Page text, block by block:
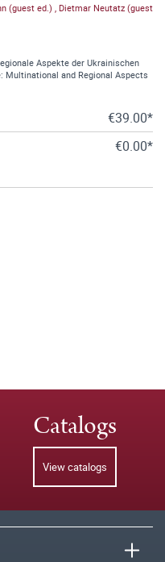
(guest ed.)
Dietmar Neutatz (guest
Aspekte der Ukrainischen
Multinational and Regional Aspects
€39.00*
€0.00*
Catalogs
View catalogs